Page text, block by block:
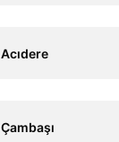
Acıdere
Çambaşı